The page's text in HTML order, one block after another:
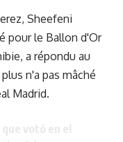
Sheefeni
pour le Ballon d'Or
a répondu au
n'a pas mâché
Madrid.